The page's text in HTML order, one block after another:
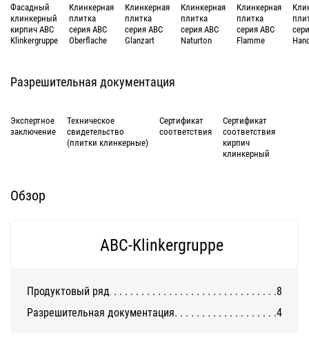
Фасадный
клинкерный
кирпич ABC
Klinkergruppe
Клинкерная
плитка
серия ABC
Oberflache
Клинкерная
плитка
серия ABC
Glanzart
Клинкерная
плитка
серия ABC
Naturton
Клинкерная
плитка
серия ABC
Flamme
Разрешительная документация
Экспертное
заключение
Техническое
свидетельство
(плитки клинкерные)
Сертификат
соответствия
Сертификат
соответствия
кирпич
клинкерный
Обзор
ABC-Klinkergruppe
Продуктовый ряд
8
Разрешительная документация
4